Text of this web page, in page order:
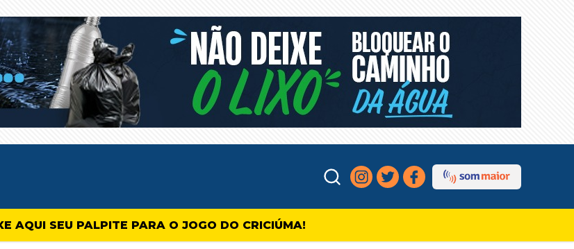
AQUI SEU PALPITE PARA O JOGO DO CRICIÚMA!